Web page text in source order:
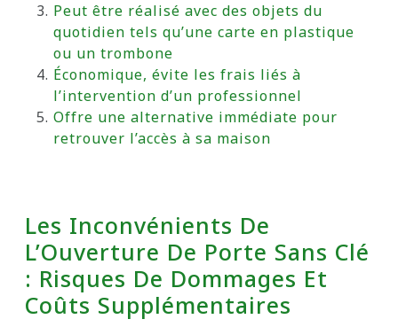
Peut être réalisé avec des objets du
quotidien tels qu’une carte en plastique
ou un trombone
Économique, évite les frais liés à
l’intervention d’un professionnel
Offre une alternative immédiate pour
retrouver l’accès à sa maison
Les Inconvénients De
L’Ouverture De Porte Sans Clé
: Risques De Dommages Et
Coûts Supplémentaires